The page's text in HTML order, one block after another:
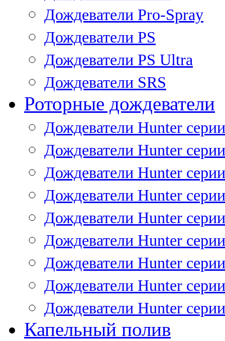
Дождеватели Pro-Spray
Дождеватели PS
Дождеватели PS Ultra
Дождеватели SRS
Роторные дождеватели
Дождеватели Hunter
Дождеватели Hunter
Дождеватели Hunter
Дождеватели Hunter
Дождеватели Hunter
Дождеватели Hunter
Дождеватели Hunter
Дождеватели Hunter
Дождеватели Hunter
Капельный полив